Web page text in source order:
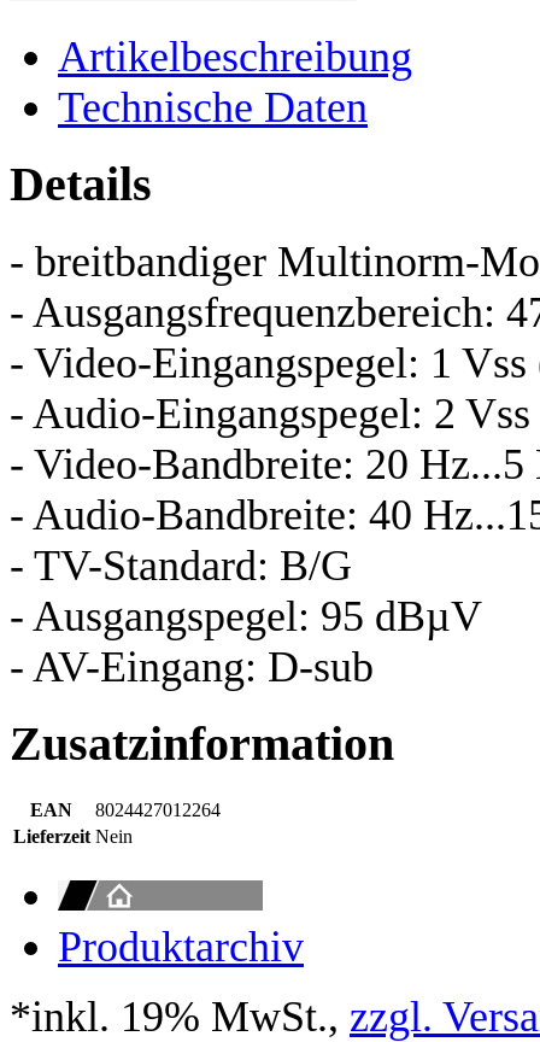
Artikelbeschreibung
Technische Daten
Details
- breitbandiger Multinorm-
- Ausgangsfrequenzbereich:
- Video-Eingangspegel: 1
- Audio-Eingangspegel: 2
- Video-Bandbreite: 20
- Audio-Bandbreite: 40
- TV-Standard: B/G
- Ausgangspegel: 95 dBµV
- AV-Eingang: D-sub
Zusatzinformation
EAN
8024427012264
Lieferzeit Nein
Produktarchiv
*inkl. 19% MwSt., zzgl.